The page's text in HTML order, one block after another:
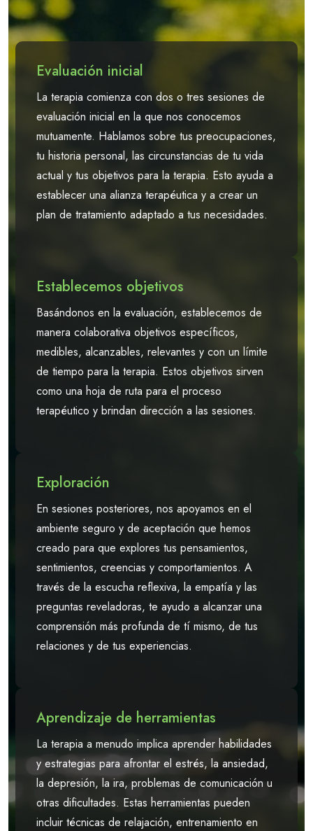
Evaluación inicial
La terapia comienza con dos o tres sesiones de
evaluación inicial en la que nos conocemos
mutuamente. Hablamos sobre tus preocupaciones,
tu historia personal, las circunstancias de tu vida
actual y tus objetivos para la terapia. Esto ayuda a
establecer una alianza terapéutica y a crear un
plan de tratamiento adaptado a tus necesidades.
Establecemos objetivos
Basándonos en la evaluación, establecemos de
manera colaborativa objetivos específicos,
medibles, alcanzables, relevantes y con un límite
de tiempo para la terapia. Estos objetivos sirven
como una hoja de ruta para el proceso
terapéutico y brindan dirección a las sesiones.
Exploración
En sesiones posteriores, nos apoyamos en el
ambiente seguro y de aceptación que hemos
creado para que explores tus pensamientos,
sentimientos, creencias y comportamientos. A
través de la escucha reflexiva, la empatía y las
preguntas reveladoras, te ayudo a alcanzar una
comprensión más profunda de tí mismo, de tus
relaciones y de tus experiencias.
Aprendizaje de herramientas
La terapia a menudo implica aprender habilidades
y estrategias para afrontar el estrés, la ansiedad,
la depresión, la ira, problemas de comunicación u
otras dificultades. Estas herramientas pueden
incluir técnicas de relajación, entrenamiento en